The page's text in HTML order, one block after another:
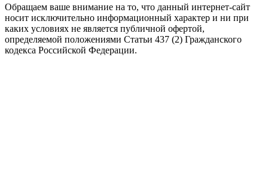
Обращаем ваше внимание на то, что данный интернет-сайт
носит исключительно информационный характер и ни при
каких условиях не является публичной офертой,
определяемой положениями Статьи 437 (2) Гражданского
кодекса Российской Федерации.